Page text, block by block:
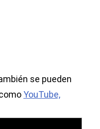
se pueden
YouTube,